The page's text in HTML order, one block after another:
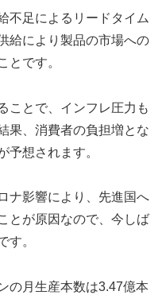
不足によるリードタイム
給により製品の市場への
とです。
ことで、インフレ圧力も
果、消費者の負担増とな
予想されます。
ナ影響により、先進国へ
とが原因なので、今しば
す。
の月生産本数は3.47億本